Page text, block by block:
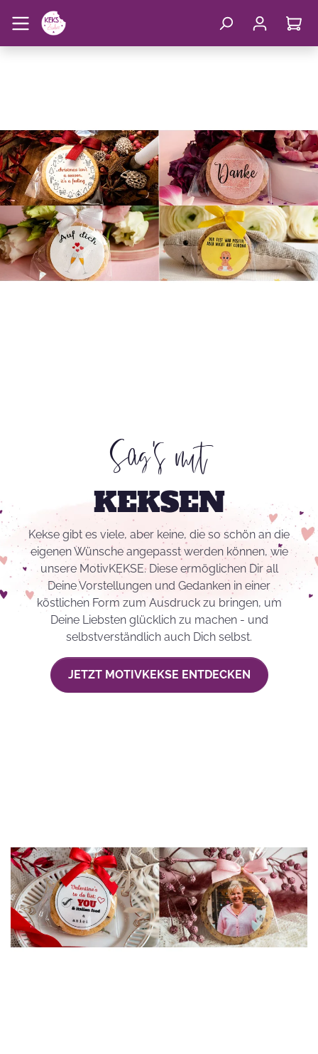
Sag's mit
KEKSEN
Kekse gibt es viele, aber keine, die so schön an die
eigenen Wünsche angepasst werden können, wie
unsere MotivKEKSE. Diese ermöglichen Dir all
Deine Vorstellungen und Gedanken in einer
köstlichen Form zum Ausdruck zu bringen, um
Deine Liebsten glücklich zu machen - und
selbstverständlich auch Dich selbst.
JETZT MOTIVKEKSE ENTDECKEN